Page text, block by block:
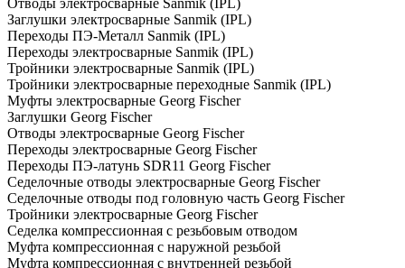
Отводы электросварные Sanmik (IPL)
Заглушки электросварные Sanmik (IPL)
Переходы ПЭ-Металл Sanmik (IPL)
Переходы электросварные Sanmik (IPL)
Тройники электросварные Sanmik (IPL)
Тройники электросварные переходные Sanmik (IPL)
Муфты электросварные Georg Fischer
Заглушки Georg Fischer
Отводы электросварные Georg Fischer
Переходы электросварные Georg Fischer
Переходы ПЭ-латунь SDR11 Georg Fischer
Седелочные отводы электросварные Georg Fischer
Седелочные отводы под головную часть Georg Fischer
Тройники электросварные Georg Fischer
Седелка компрессионная с резьбовым отводом
Муфта компрессионная с наружной резьбой
Муфта компрессионная с внутренней резьбой